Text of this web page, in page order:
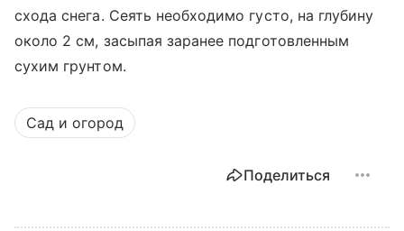
схода снега. Сеять необходимо густо, на глубину
около 2 см, засыпая заранее подготовленным
сухим грунтом.
Сад и огород
Поделиться